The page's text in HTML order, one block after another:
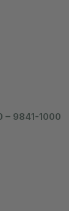
– 9841-1000